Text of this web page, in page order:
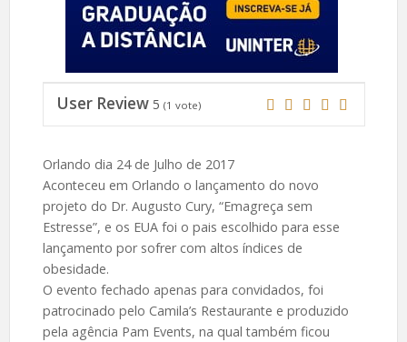
User Review 5 (1 vote)
Orlando dia 24 de Julho de 2017
Aconteceu em Orlando o lançamento do novo
projeto do Dr. Augusto Cury, “Emagreça sem
Estresse”, e os EUA foi o pais escolhido para esse
lançamento por sofrer com altos índices de
obesidade.
O evento fechado apenas para convidados, foi
patrocinado pelo Camila’s Restaurante e produzido
pela agência Pam Events, na qual também ficou